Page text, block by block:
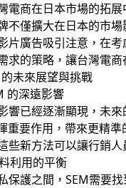
電商在日本市場的拓
不僅擴大在日本的市
片廣告吸引注意，在
求的策略，讓台灣電
未來展望與挑戰
的深遠影響
響已經逐漸顯現，未
重要作用，帶來更精
些新方法可以讓行銷
利用的平衡
保護之間，SEM需要